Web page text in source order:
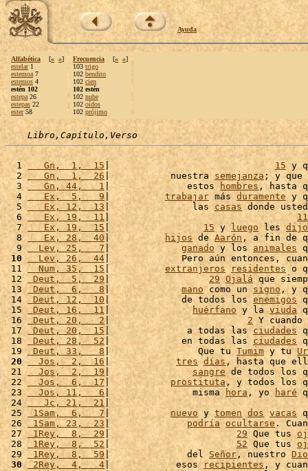
Ayuda
Alfabética [« »]
estelar1
estemoa 7
estemos 4
estén 102
estepa 26
estepas 22
ester58
Frecuencia [« »]
103 trigo
102 bendito
102 cien
102 estén
102 nube
102 oídos
102 prójimo
Libro,Capítulo,Verso
  1
   Gn,  1,  15
| 15 y
  2
   Gn,  1,  26
|           nuestra semejanza ; y
  3
   Gn, 44,   1
|              estos hombres , hasta
  4
   Ex,  5,   9
| trabajar más duramente y
  5
   Ex, 12,  13
|               las casas donde
  6
   Ex, 19,  11
| 11
  7
   Ex, 19,  15
| 15 y luego les dijo
  8
   Ex, 28,  40
| hijos de Aarón , a fin de
  9
  Lev, 25,   7
| ganado y los animales
10
  Lev, 26,  44
|             Pero aún entonces,
11
  Num, 35,  15
| extranjeros residentes o
12 Deut,  5,  29| 29 Ojalá que
13 Deut,  6,   8 | mano como un signo , y
14 Deut, 12,  10 |             de todos los enemigos
15 Deut, 16,  11 | huérfano y la viuda
16 Deut, 20,   2 | 2 Y
17 Deut, 20,  15 |              a todas las ciudades
18
Deut, 28,  52 |             en todas las ciudades
19 Deut, 33,   8 |                Que tu Tumim y tu
20
  Jos,  2,  16
| tres días, hasta que
21
  Jos,  2,  19
| sangre de todos los
22
  Jos,  6,  17
| prostituta, y todos los
23
  Jos, 11,   6
|               misma hora , yo haré
24
   Jc, 21,  21
|
25
1Sam,  6,   7 | nuevo y tomen dos vacas
26
1Sam, 23,  23 | podría ocultarse .
27
1Rey,  8,  29 | 29 Que tus
28 1Rey,  8,  52 | 52 Que tus
29
1Rey,  8,  59|              del Señor, nuestro
30
2Rey,  4,   4 |            esos recipientes, y